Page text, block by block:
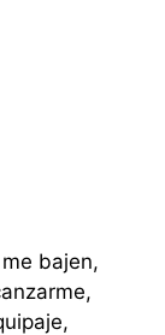
bajen,